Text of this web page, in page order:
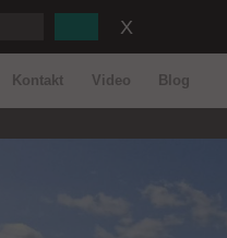
Kontakt Video Blog